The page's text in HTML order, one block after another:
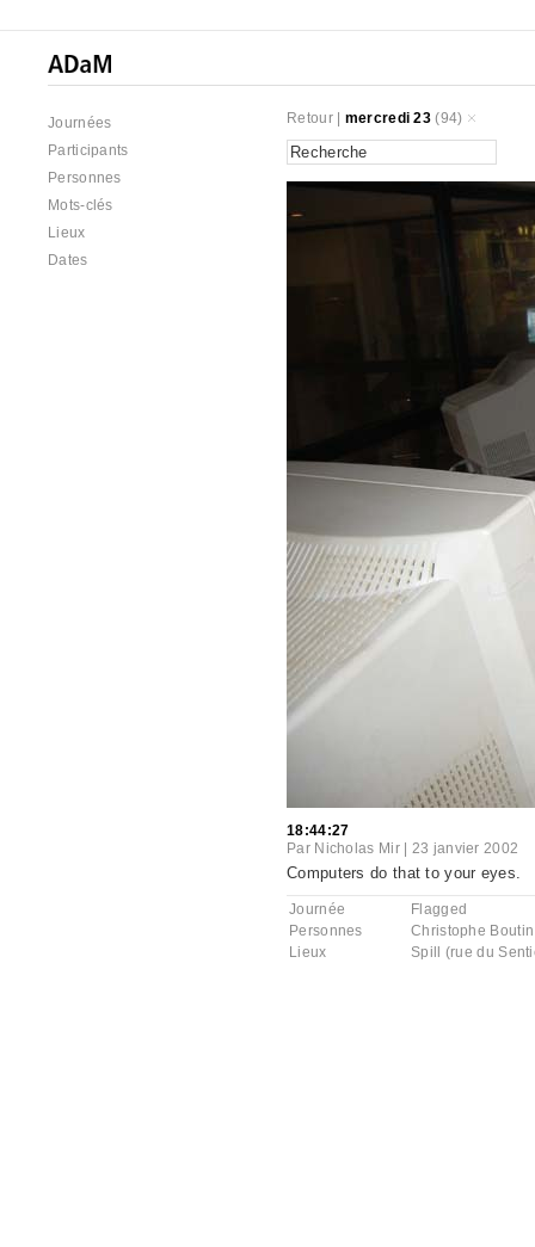
Journées
Participants
Personnes
Mots-clés
Lieux
Dates
Retour| mercredi 23 (94)
18:44:27
Par Nicholas Mir| 23 janvier 2002
Computers do that to your eyes.
Journée
Flagged
Personnes
Christophe Boutin
Lieux
Spill (rue du